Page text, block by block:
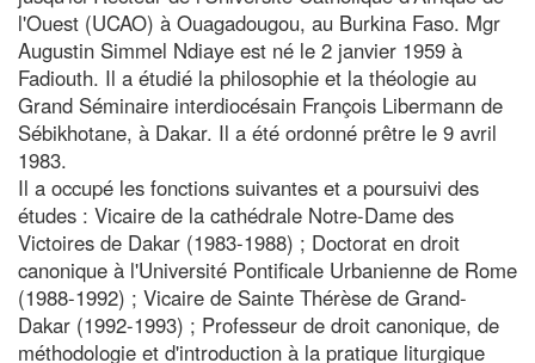
l'Ouest (UCAO) à Ouagadougou, au Burkina Faso. Mgr
Augustin Simmel Ndiaye est né le 2 janvier 1959 à
Fadiouth. Il a étudié la philosophie et la théologie au
Grand Séminaire interdiocésain François Libermann de
Sébikhotane, à Dakar. Il a été ordonné prêtre le 9 avril
1983.
Il a occupé les fonctions suivantes et a poursuivi des
études : Vicaire de la cathédrale Notre-Dame des
Victoires de Dakar (1983-1988) ; Doctorat en droit
canonique à l'Université Pontificale Urbanienne de Rome
(1988-1992) ; Vicaire de Sainte Thérèse de Grand-
Dakar (1992-1993) ; Professeur de droit canonique, de
méthodologie et d'introduction à la pratique liturgique